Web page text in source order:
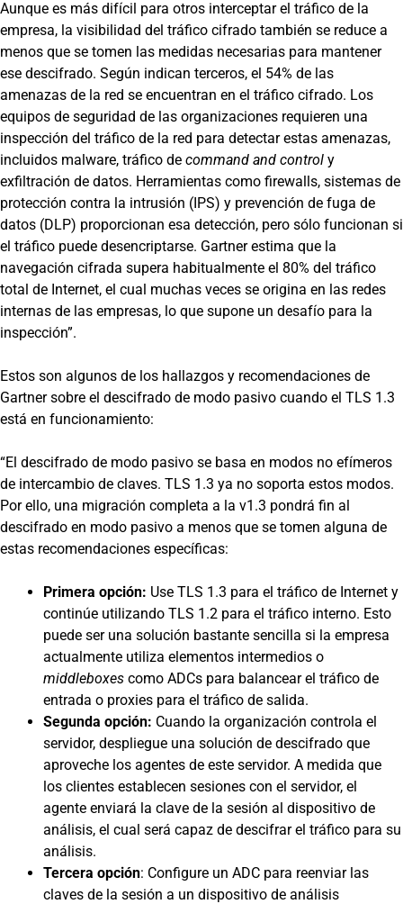
Aunque es más difícil para otros interceptar el tráfico de la
empresa, la visibilidad del tráfico cifrado también se reduce a
menos que se tomen las medidas necesarias para mantener
ese descifrado. Según indican terceros, el 54% de las
amenazas de la red se encuentran en el tráfico cifrado. Los
equipos de seguridad de las organizaciones requieren una
inspección del tráfico de la red para detectar estas amenazas,
incluidos malware, tráfico de command and control y
exfiltración de datos. Herramientas como firewalls, sistemas de
protección contra la intrusión (IPS) y prevención de fuga de
datos (DLP) proporcionan esa detección, pero sólo funcionan si
el tráfico puede desencriptarse. Gartner estima que la
navegación cifrada supera habitualmente el 80% del tráfico
total de Internet, el cual muchas veces se origina en las redes
internas de las empresas, lo que supone un desafío para la
inspección”.
Estos son algunos de los hallazgos y recomendaciones de
Gartner sobre el descifrado de modo pasivo cuando el TLS 1.3
está en funcionamiento:
“El descifrado de modo pasivo se basa en modos no efímeros
de intercambio de claves. TLS 1.3 ya no soporta estos modos.
Por ello, una migración completa a la v1.3 pondrá fin al
descifrado en modo pasivo a menos que se tomen alguna de
estas recomendaciones específicas:
Primera opción: Use TLS 1.3 para el tráfico de Internet y
continúe utilizando TLS 1.2 para el tráfico interno. Esto
puede ser una solución bastante sencilla si la empresa
actualmente utiliza elementos intermedios o
middleboxes como ADCs para balancear el tráfico de
entrada o proxies para el tráfico de salida.
Segunda opción: Cuando la organización controla el
servidor, despliegue una solución de descifrado que
aproveche los agentes de este servidor. A medida que
los clientes establecen sesiones con el servidor, el
agente enviará la clave de la sesión al dispositivo de
análisis, el cual será capaz de descifrar el tráfico para su
análisis.
Tercera opción: Configure un ADC para reenviar las
claves de la sesión a un dispositivo de análisis